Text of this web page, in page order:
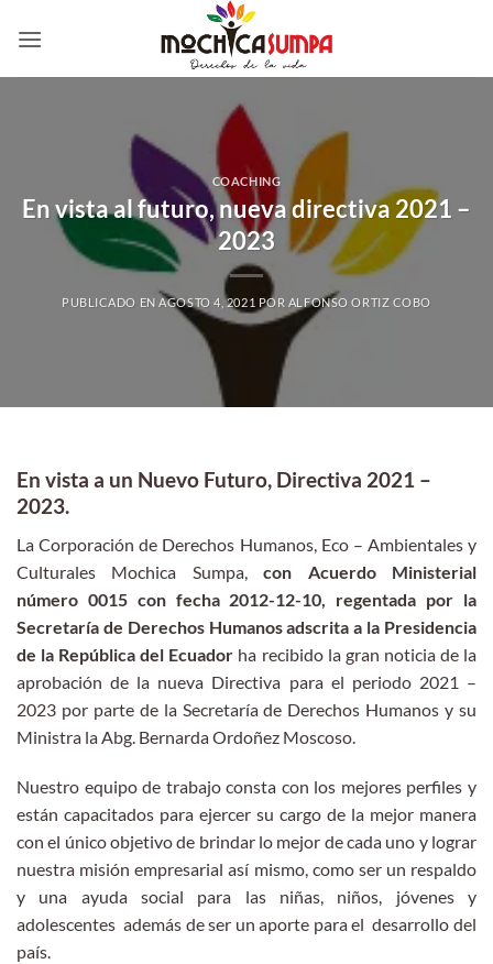
COACHING
En vista al futuro, nueva directiva 2021 –
2023
PUBLICADO ENAGOSTO 4, 2021 POR ALFONSO ORTIZ COBO
En vista a un Nuevo Futuro, Directiva 2021 –
2023.
La Corporación de Derechos Humanos, Eco – Ambientales y
Culturales Mochica Sumpa,con Acuerdo Ministerial
número 0015 con fecha 2012-12-10, regentada por la
Secretaría de Derechos Humanos adscrita a la Presidencia
de la República del Ecuador ha recibido la gran noticia de la
aprobación de la nueva Directiva para el periodo 2021 –
2023 por parte de la Secretaría de Derechos Humanos y su
Ministra la Abg. Bernarda Ordoñez Moscoso.
Nuestro equipo de trabajo consta con los mejores perfiles y
están capacitados para ejercer su cargo de la mejor manera
con el único objetivo de brindar lo mejor de cada uno y lograr
nuestra misión empresarial así mismo, como ser un respaldo
y una ayuda social para las niñas, niños, jóvenes y
adolescentes además de ser un aporte para el desarrollo del
país.